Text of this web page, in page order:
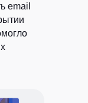
email